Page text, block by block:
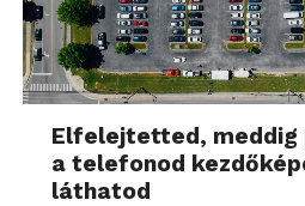
Elfelejtetted, meddig
a telefonod
láthatod